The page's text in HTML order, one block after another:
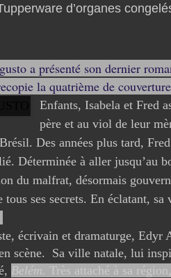
d’organes
a présenté son dernier
la quatrième de
Enfants, Isabela et Fred
père et au viol de leur
Des années plus tard,
Déterminée à aller jusqu’au
du malfrat, désormais
tous ses secrets. En éclatant,
écrivain et dramaturge, Edyr
scène. Sa ville natale, lui
Belém. Très attaché à sa